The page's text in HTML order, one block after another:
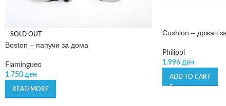
SOLD OUT
Boston – папучи за дома
Flamingueo
1.750 ден
READ MORE
Cushion – држач
Philippi
1.996 ден
ADD TO CART